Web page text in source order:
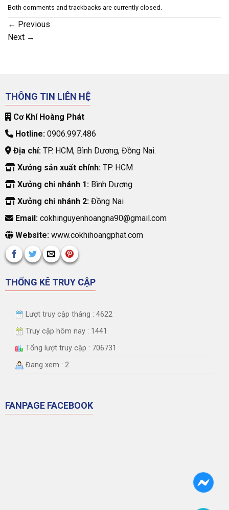
Both comments and trackbacks are currently closed.
← Previous
Next →
THÔNG TIN LIÊN HỆ
Cơ Khí Hoàng Phát
Hotline:0906.997.486
Địa chỉ:TP. HCM, Bình Dương, Đồng Nai.
Xưởng sản xuất chính:TP. HCM
Xưởng chi nhánh 1:Bình Dương
Xưởng chi nhánh 2:Đồng Nai
Email:cokhinguyenhoangna90@gmail.com
Website:www.cokhihoangphat.com
THỐNG KÊ TRUY CẬP
Lượt truy cập tháng : 4622
Truy cập hôm nay : 1441
Tổng lượt truy cập : 706731
Đang xem : 2
FANPAGE FACEBOOK